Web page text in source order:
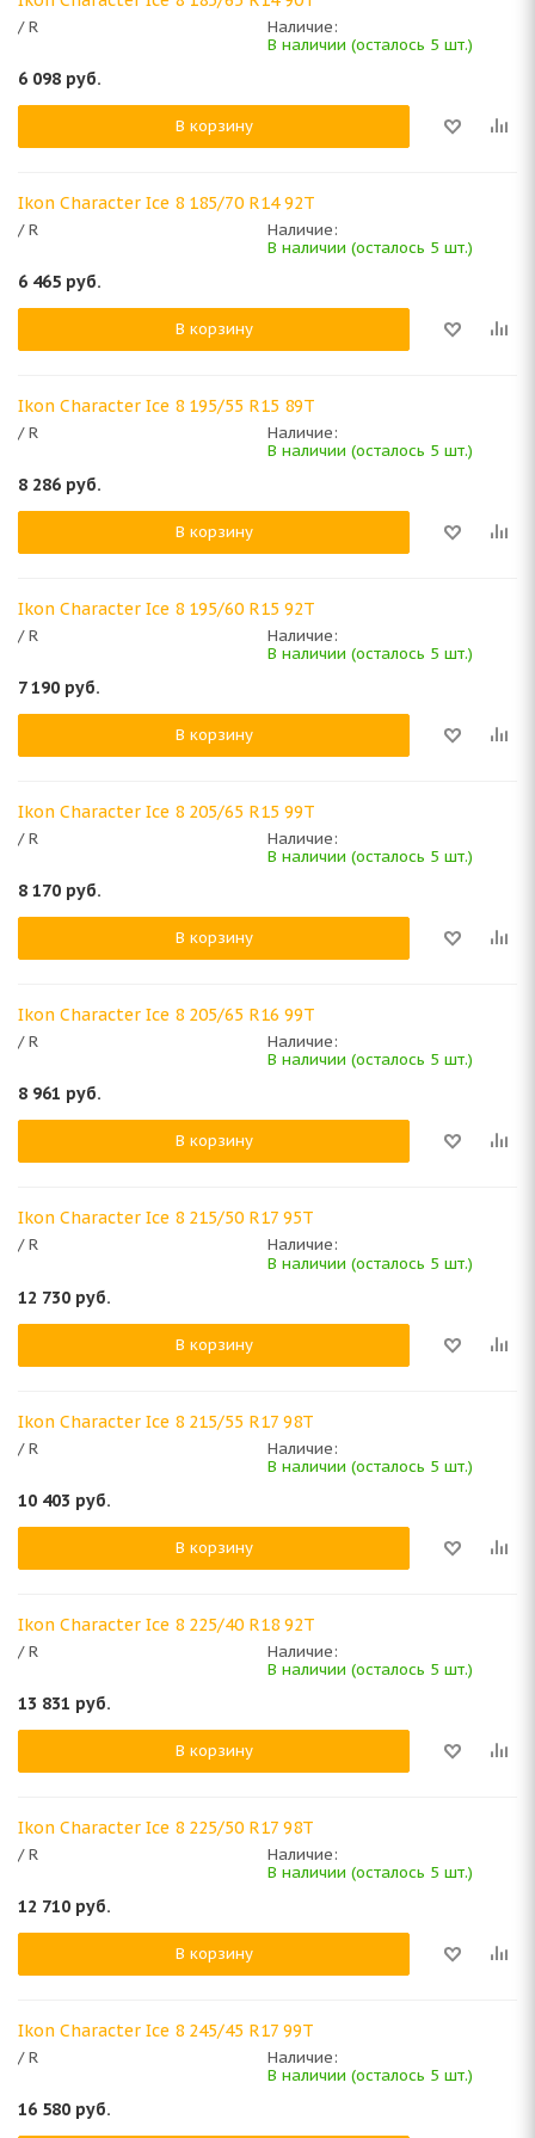
/ R
Наличие:
В наличии (осталось 5 шт.)
6 098 руб.
В корзину
Ikon Character Ice 8 185/70 R14 92T
/ R
Наличие:
В наличии (осталось 5 шт.)
6 465 руб.
В корзину
Ikon Character Ice 8 195/55 R15 89T
/ R
Наличие:
В наличии (осталось 5 шт.)
8 286 руб.
В корзину
Ikon Character Ice 8 195/60 R15 92T
/ R
Наличие:
В наличии (осталось 5 шт.)
7 190 руб.
В корзину
Ikon Character Ice 8 205/65 R15 99T
/ R
Наличие:
В наличии (осталось 5 шт.)
8 170 руб.
В корзину
Ikon Character Ice 8 205/65 R16 99T
/ R
Наличие:
В наличии (осталось 5 шт.)
8 961 руб.
В корзину
Ikon Character Ice 8 215/50 R17 95T
/ R
Наличие:
В наличии (осталось 5 шт.)
12 730 руб.
В корзину
Ikon Character Ice 8 215/55 R17 98T
/ R
Наличие:
В наличии (осталось 5 шт.)
10 403 руб.
В корзину
Ikon Character Ice 8 225/40 R18 92T
/ R
Наличие:
В наличии (осталось 5 шт.)
13 831 руб.
В корзину
Ikon Character Ice 8 225/50 R17 98T
/ R
Наличие:
В наличии (осталось 5 шт.)
12 710 руб.
В корзину
Ikon Character Ice 8 245/45 R17 99T
/ R
Наличие:
В наличии (осталось 5 шт.)
16 580 руб.